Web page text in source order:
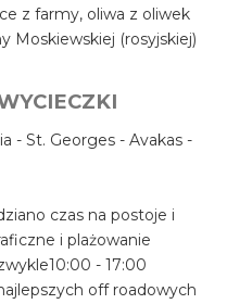
z farmy, oliwa z oliwek
Moskiewskiej (rosyjskiej)
- St. Georges - Avakas -
czas na postoje i
i plażowanie
- 17:00
off roadowych